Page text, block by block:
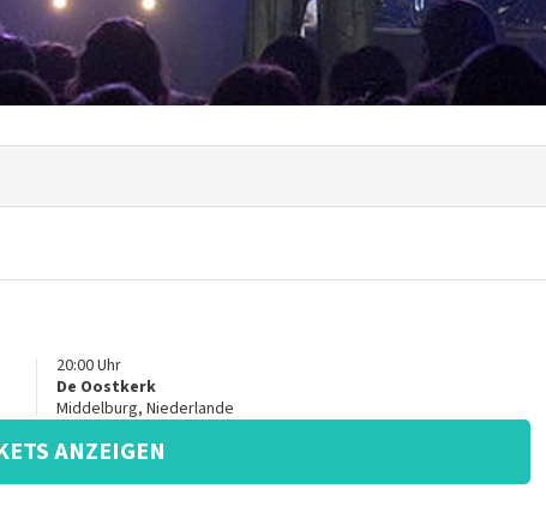
20:00Uhr
De Oostkerk
Middelburg, Niederlande
ANZEIGEN